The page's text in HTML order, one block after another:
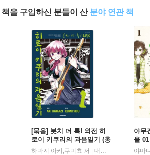
책을 구입하신 분들이 산 분야 연관 책
[묶음] 봇치 더 록! 외전 히
로이 키쿠리의 과음일기 (총
5권/미완결)
하마지 아키,쿠미쵸 저 | 대원씨아이
야무
울